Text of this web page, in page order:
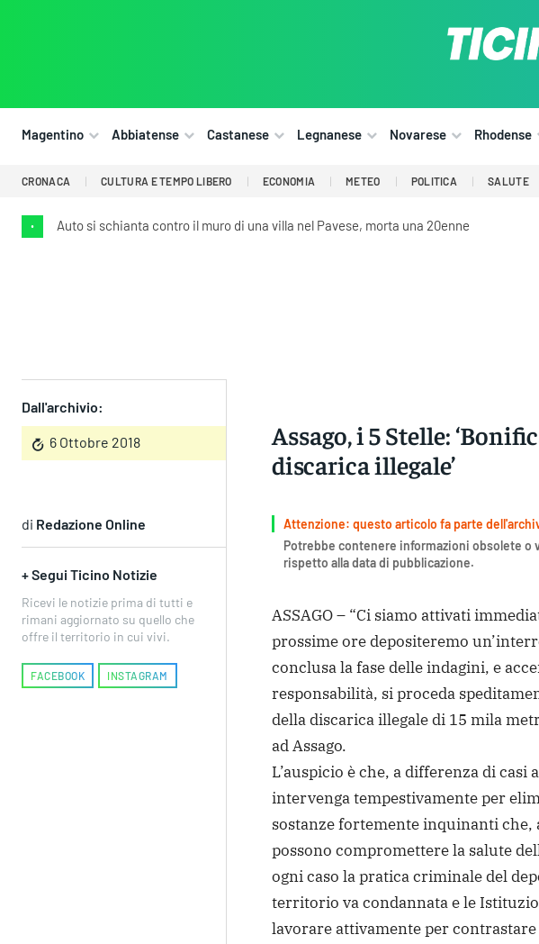
Magentino Abbiatense Castanese Legnanese Novarese Rhodense
CRONACA CULTURA E TEMPO LIBERO ECONOMIA METEO POLITICA SALUTE
• Auto si schianta contro il muro di una villa nel Pavese, morta una 20enne
Dall'archivio:
6 Ottobre 2018
Assago, i 5 Stelle:
discarica illegale’
di Redazione Online
+ Segui Ticino Notizie
Ricevi le notizie prima di tutti e
rimani aggiornato su quello che
offre il territorio in cui vivi.
FACEBOOK INSTAGRAM
Attenzione: questo articolo fa parte
Potrebbe contenere informazioni obsolete o
rispetto alla data di pubblicazione.
ASSAGO – “Ci siamo attivati
prossime ore depositeremo
conclusa la fase delle indagini, e
responsabilità, si proceda
della discarica illegale di 15 mila
ad Assago.
L’auspicio è che, a differenza di casi
intervenga tempestivamente per
sostanze fortemente inquinanti che,
possono compromettere la salute
ogni caso la pratica criminale del
territorio va condannata e le
lavorare attivamente per